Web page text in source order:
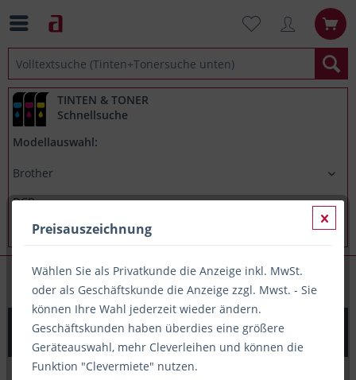
TINTEN & TONER
Schnellsuche
Modellauswahl:
Brother DCP 9022CDW
Printation Toner ersetzt Brother TN-241BK / TN-242BK,
ca. 2.500 S., schwarz
Preisauszeichnung
Wählen Sie als Privatkunde die Anzeige inkl. MwSt.
oder als Geschäftskunde die Anzeige zzgl. Mwst. - Sie
können Ihre Wahl jederzeit wieder ändern.
Geschäftskunden haben überdies eine größere
Geräteauswahl, mehr Cleverleihen und können die
Funktion "Clevermiete" nutzen.